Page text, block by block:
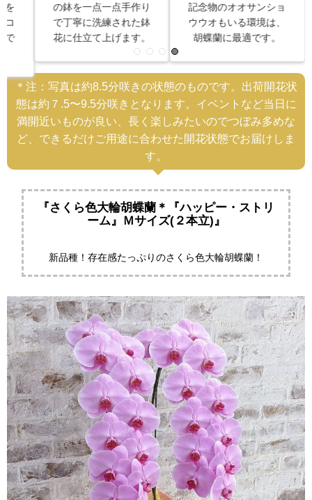
持ちがよく、翌年も咲
きます。手入れも簡
単、水やりも月一回で
経って成熟し、養分を
蓄えたより優れた胡蝶
蘭の株なのです。
＊注：写真は約8.5分咲きの状態のものです。出荷開花状
態は約７.5〜9.5分咲きとなります。イベントなど当日に
満開近いものが良い、長く楽しみたいのでつぼみ多めな
ど、できるだけご用途に合わせた開花状態でお届けしま
す。
『さくら色大輪胡蝶蘭＊『ハッピー・ストリ